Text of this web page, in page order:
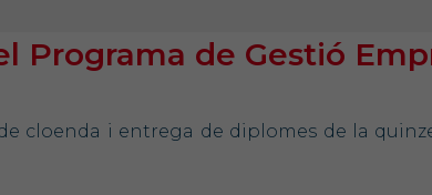
Programa de Gestió
cloenda i entrega de diplomes de la